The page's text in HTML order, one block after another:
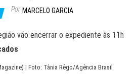
Por MARCELO GARCIA
vão encerrar o expediente às 11h
| Foto: Tânia Rêgo/Agência Brasil